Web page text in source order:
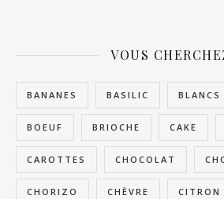
VOUS
BANANES BASILIC BLANCS
BOEUF BRIOCHE CAKE
CAROTTES CHOCOLAT
CHORIZO CHÈVRE CITRON